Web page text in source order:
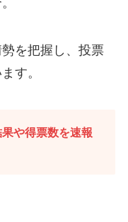
を把握し、投票
す。
や得票数を速報